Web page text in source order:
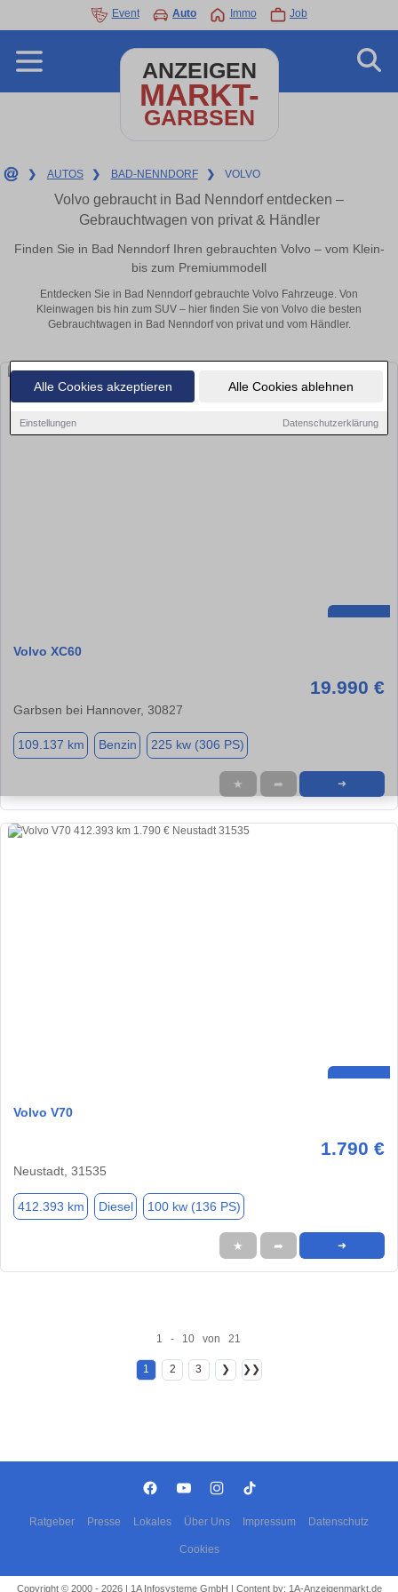
Alle Cookies akzeptieren Alle Cookies ablehnen
Einstellungen Datenschutzerklärung
Event Auto Immo Job
ANZEIGEN
MARKT-
GARBSEN
❯ AUTOS ❯ BAD-NENNDORF ❯ VOLVO
Volvo gebraucht in Bad Nenndorf entdecken –
Gebrauchtwagen von privat & Händler
Finden Sie in Bad Nenndorf Ihren gebrauchten Volvo – vom Klein-
bis zum Premiummodell
Entdecken Sie in Bad Nenndorf gebrauchte Volvo Fahrzeuge. Von
Kleinwagen bis hin zum SUV – hier finden Sie von Volvo die besten
Gebrauchtwagen in Bad Nenndorf von privat und vom Händler.
Volvo XC60
19.990 €
Garbsen bei Hannover, 30827
109.137 km Benzin 225 kw (306 PS)
★ ➦ ➜
Volvo V70
1.790 €
Neustadt, 31535
412.393 km Diesel 100 kw (136 PS)
★ ➦ ➜
1 - 10 von 21
1 2 3 ❯ ❯❯
Ratgeber Presse Lokales Über Uns Impressum Datenschutz
Cookies
Copyright © 2000 - 2026 | 1A Infosysteme GmbH | Content by: 1A-Anzeigenmarkt.de